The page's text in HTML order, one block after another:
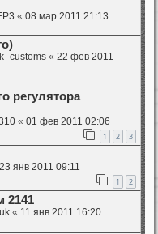
« 08 мар 2011 21:13
« 22 фев 2011
регулятора
« 01 фев 2011 02:06
1 2 3
23 янв 2011 09:11
1 2
2141
« 11 янв 2011 16:20